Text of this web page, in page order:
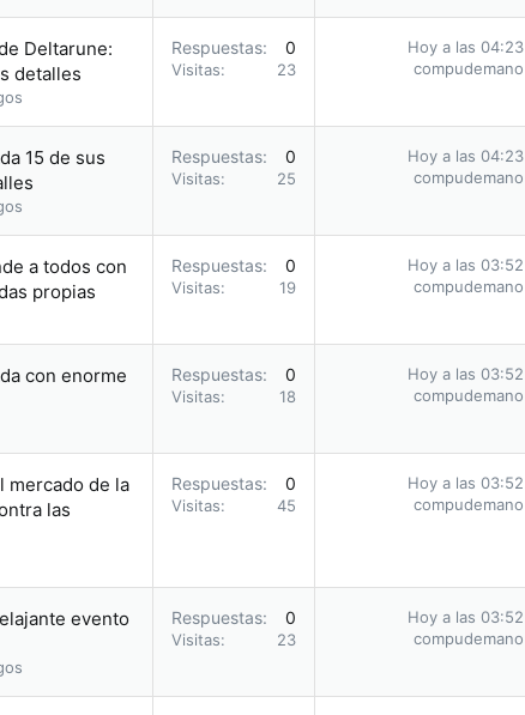
Deltarune:
detalles
Respuestas 0
Visitas 23
Hoy a las 04:23
compudemano
15 de sus
Respuestas 0
Visitas 25
Hoy a las 04:23
compudemano
a todos con
propias
Respuestas 0
Visitas 19
Hoy a las 03:52
compudemano
con enorme
Respuestas 0
Visitas 18
Hoy a las 03:52
compudemano
mercado de la
las
Respuestas 0
Visitas 45
Hoy a las 03:52
compudemano
evento
Respuestas 0
Visitas 23
Hoy a las 03:52
compudemano